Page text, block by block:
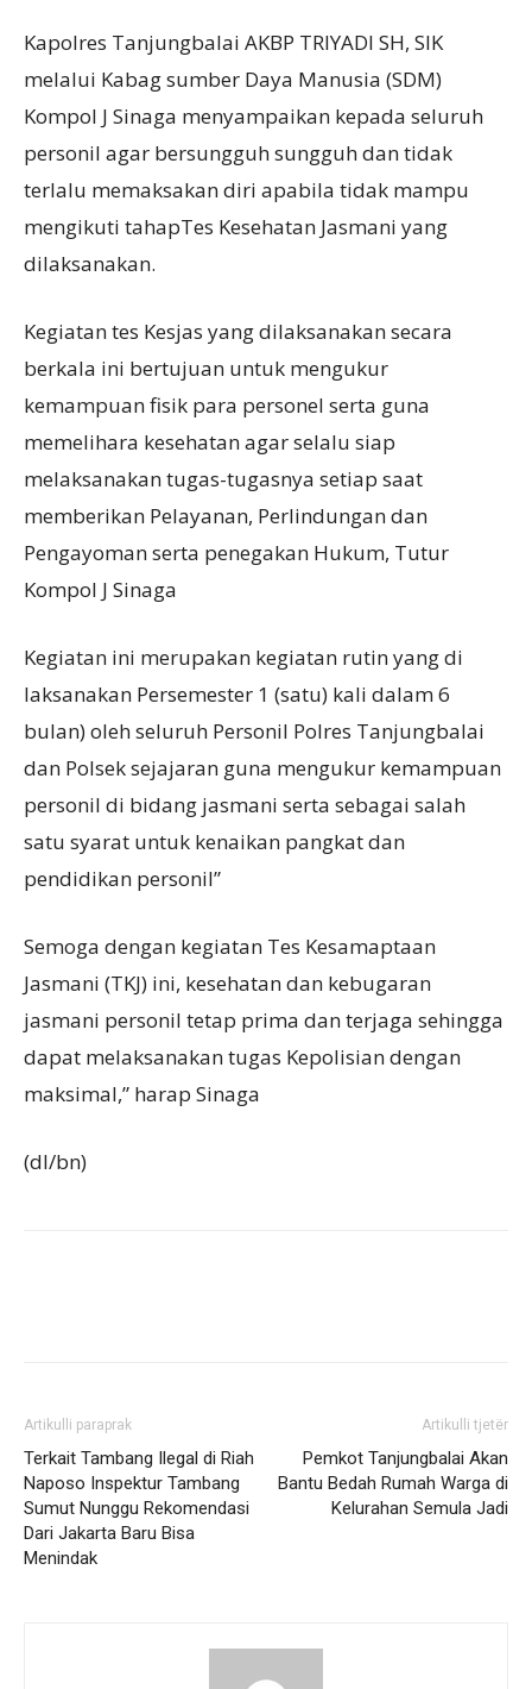
Kapolres Tanjungbalai AKBP TRIYADI SH, SIK
melalui Kabag sumber Daya Manusia (SDM)
Kompol J Sinaga menyampaikan kepada seluruh
personil agar bersungguh sungguh dan tidak
terlalu memaksakan diri apabila tidak mampu
mengikuti tahapTes Kesehatan Jasmani yang
dilaksanakan.
Kegiatan tes Kesjas yang dilaksanakan secara
berkala ini bertujuan untuk mengukur
kemampuan fisik para personel serta guna
memelihara kesehatan agar selalu siap
melaksanakan tugas-tugasnya setiap saat
memberikan Pelayanan, Perlindungan dan
Pengayoman serta penegakan Hukum, Tutur
Kompol J Sinaga
Kegiatan ini merupakan kegiatan rutin yang di
laksanakan Persemester 1 (satu) kali dalam 6
bulan) oleh seluruh Personil Polres Tanjungbalai
dan Polsek sejajaran guna mengukur kemampuan
personil di bidang jasmani serta sebagai salah
satu syarat untuk kenaikan pangkat dan
pendidikan personil”
Semoga dengan kegiatan Tes Kesamaptaan
Jasmani (TKJ) ini, kesehatan dan kebugaran
jasmani personil tetap prima dan terjaga sehingga
dapat melaksanakan tugas Kepolisian dengan
maksimal,” harap Sinaga
(dl/bn)
Artikulli paraprak
Terkait Tambang Ilegal di Riah
Naposo Inspektur Tambang
Sumut Nunggu Rekomendasi
Dari Jakarta Baru Bisa
Menindak
Artikulli tjetër
Pemkot Tanjungbalai Akan
Bantu Bedah Rumah Warga di
Kelurahan Semula Jadi